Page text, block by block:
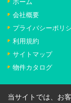
ホーム
会社概要
プライバシーポリ
利用規約
サイトマップ
物件カタログ
当サイトでは、お